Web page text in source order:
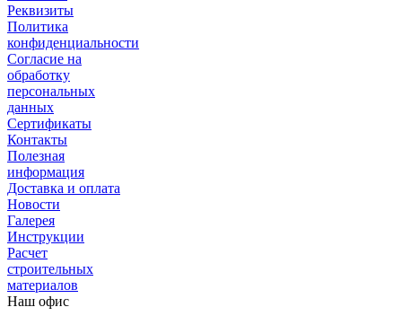
Реквизиты
Политика
конфиденциальности
Согласие на
обработку
персональных
данных
Сертификаты
Контакты
Полезная
информация
Доставка и оплата
Новости
Галерея
Инструкции
Расчет
строительных
материалов
Наш офис